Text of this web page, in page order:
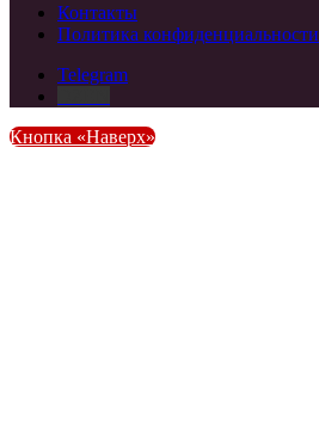
Контакты
Политика конфиденциальности
Telegram
Кнопка «Наверх»